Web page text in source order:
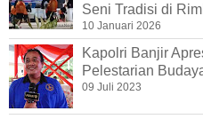
Seni Tradisi di
10 Januari 2026
Kapolri Banjir
Pelestarian
09 Juli 2023